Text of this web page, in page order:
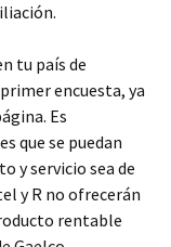
tu país de
encuesta, ya
Es
que se puedan
y servicio sea de
y R no ofrecerán
rentable